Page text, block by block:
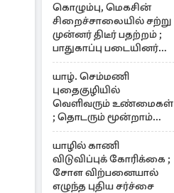
கொழும்பு, மெகசின்
சிறைச்சாலையில் சற்று
முன்னர் திடீர் பதற்றம் ;
பாதுகாப்பு படையினர்
களத்தில்
யாழ். செம்மணி
புதைகுழியில்
வெளிவரும் உண்மைகள்
; தொடரும் மூன்றாம்
கட்ட அகழ்வாராய்ச்சி
யாழில் காணி
விடுவிப்புக் கோரிக்கை ;
சோள விற்பனையால்
எழுந்த புதிய சர்ச்சை